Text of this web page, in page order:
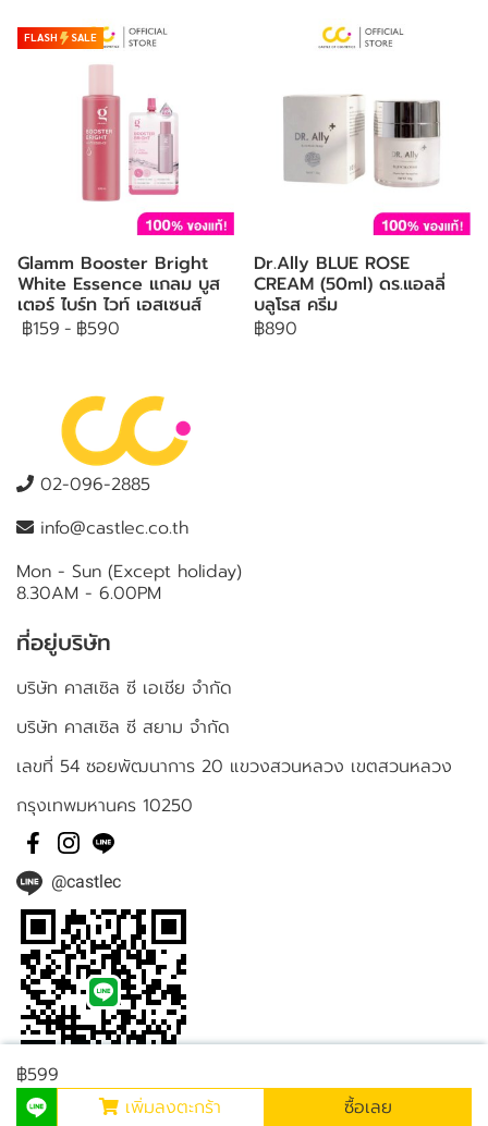
FLASH SALE
Glamm Booster Bright
White Essence แกลม บูส
เตอร์ ไบร์ท ไวท์ เอสเซนส์
฿159 - ฿590
Dr.Ally BLUE ROSE
CREAM (50ml) ดร.แอลลี่
บลูโรส ครีม
฿890
฿599
เพิ่มลงตะกร้า
ซื้อเลย
02-096-2885
info@castlec.co.th
Mon - Sun (Except holiday)
8.30AM - 6.00PM
ที่อยู่บริษัท
บริษัท คาสเซิล ซี เอเชีย จำกัด
บริษัท คาสเซิล ซี สยาม จำกัด
เลขที่ 54 ซอยพัฒนาการ 20 แขวงสวนหลวง เขตสวนหลวง
กรุงเทพมหานคร 10250
@castlec